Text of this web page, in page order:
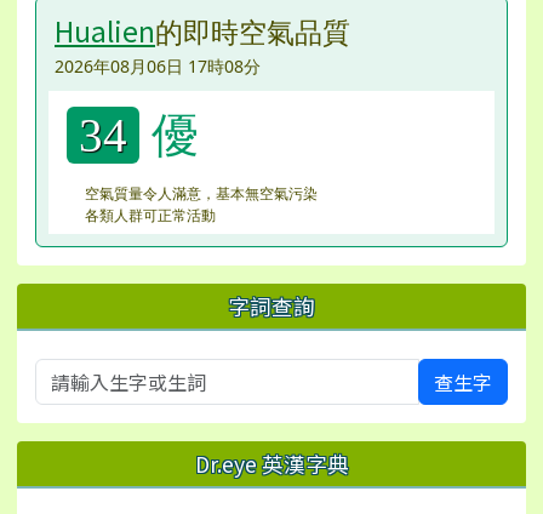
Hualien的即時空氣品質
2026年08月06日 17時08分
34 優
空氣質量令人滿意，基本無空氣污染
各類人群可正常活動
字詞查詢
查生字
Dr.eye 英漢字典